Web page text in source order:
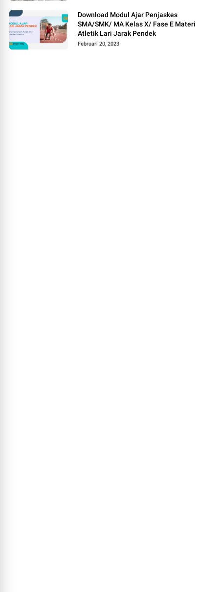
Download Modul Ajar Penjaskes
SMA/SMK/ MA Kelas X/ Fase E Materi
Atletik Lari Jarak Pendek
Februari 20, 2023